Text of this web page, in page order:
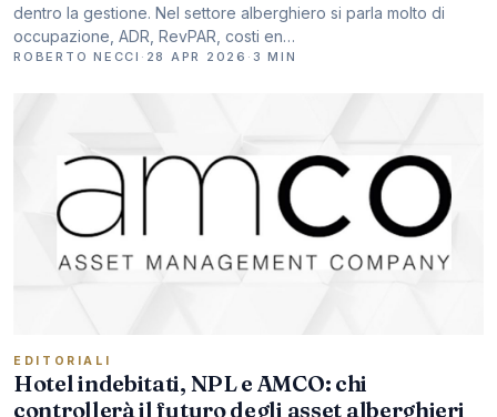
dentro la gestione. Nel settore alberghiero si parla molto di
occupazione, ADR, RevPAR, costi en…
ROBERTO NECCI · 28 APR 2026 · 3 MIN
EDITORIALI
Hotel indebitati, NPL e AMCO: chi
controllerà il futuro degli asset alberghieri